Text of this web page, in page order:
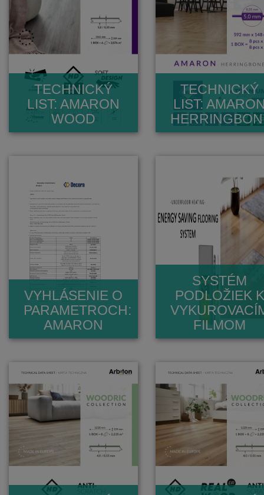
TECHNICKÝ
LIST: AMARON
WOOD
TECHNICKÝ
LIST:
VYHLÁSENIE O
PARAMETROCH:
AMARON
SYSTÉM
PODLOŽIEK K
FILMOM